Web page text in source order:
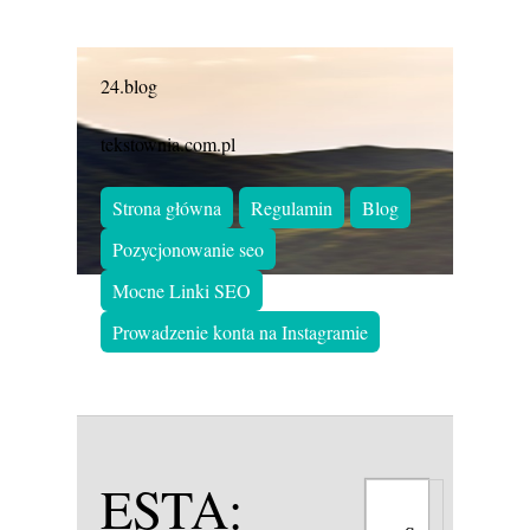
24.blog
tekstownia.com.pl
Strona główna Regulamin
Blog
Pozycjonowanie seo
Mocne Linki SEO
Prowadzenie konta na Instagramie
ESTA: